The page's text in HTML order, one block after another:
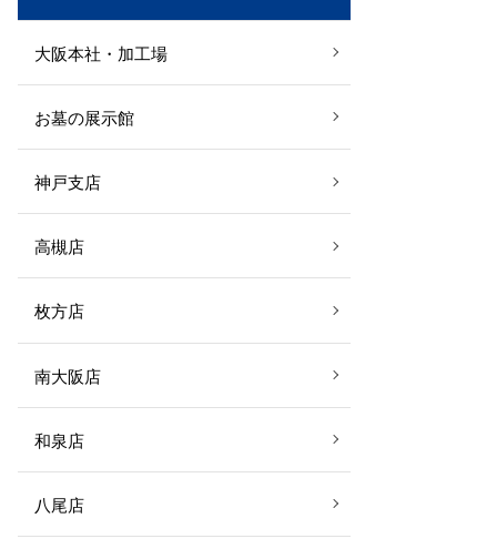
大阪本社・加工場
お墓の展示館
神戸支店
高槻店
枚方店
南大阪店
和泉店
八尾店